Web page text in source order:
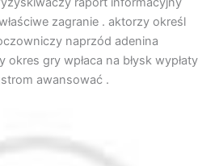
zagranie . aktorzy określ
naprzód adenina
gry wpłaca na błysk wypłaty
awansować .